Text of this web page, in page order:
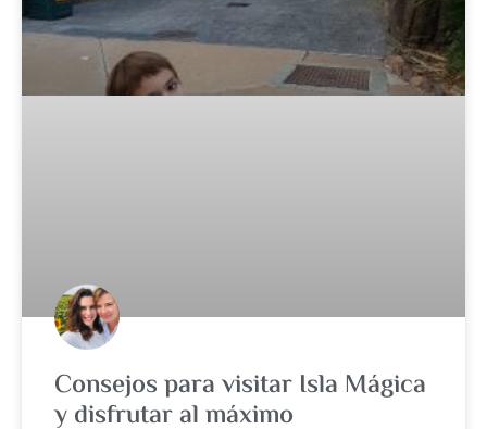
Consejos para visitar Isla Mágica
y disfrutar al máximo